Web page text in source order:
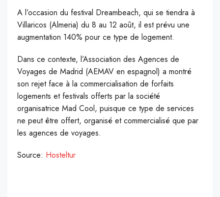
A l’occasion du festival Dreambeach, qui se tiendra à
Villaricos (Almeria) du 8 au 12 août, il est prévu une
augmentation 140% pour ce type de logement.
Dans ce contexte, l’Association des Agences de
Voyages de Madrid (AEMAV en espagnol) a montré
son rejet face à la commercialisation de forfaits
logements et festivals offerts par la société
organisatrice Mad Cool, puisque ce type de services
ne peut être offert, organisé et commercialisé que par
les agences de voyages.
Source: Hosteltur